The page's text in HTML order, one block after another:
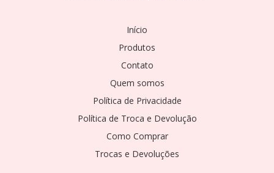
Início
Produtos
Contato
Quem somos
Política de Privacidade
Política de Troca e Devolução
Como Comprar
Trocas e Devoluções